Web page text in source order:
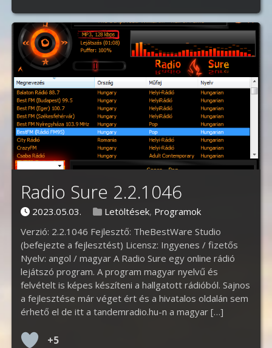
Radio Sure 2.2.1046
Posted on
2023.05.03. Posted in
Letöltések, Programok
Verzió: 2.2.1046 Fejlesztő: TheBestWare Studio
(befejezte a fejlesztést) Licensz: Ingyenes / fizetős
Nyelv: angol / magyar A Radio Sure egy online rádió
lejátszó program. A program magyar nyelvű és
felvételt is képes készíteni a hallgatott rádióból. Sajnos
a fejlesztése már véget ért és a hivatalos oldalán sem
érhető el de itt a tandemradio.hu-n a magyar […]
+5